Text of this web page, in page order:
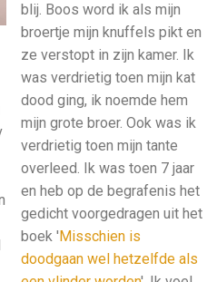
blij. Boos word ik als mijn
broertje mijn knuffels pikt en
ze verstopt in zijn kamer. Ik
was verdrietig toen mijn kat
dood ging, ik noemde hem
mijn grote broer. Ook was ik
verdrietig toen mijn tante
overleed. Ik was toen 7 jaar
en heb op de begrafenis het
gedicht voorgedragen uit het
boek 'Misschien is
doodgaan wel hetzelfde als